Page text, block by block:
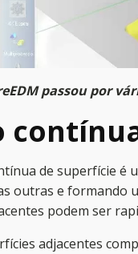
passou por
de superfície
outras e formando
podem ser
adjacentes